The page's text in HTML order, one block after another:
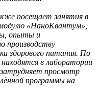
посещает занятия в
«НаноКвантум»,
опыты и
производству
здорового питания. По
находятся в лаборатории
просмотр
программы на